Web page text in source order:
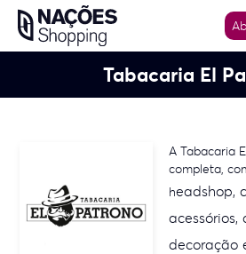
Skip
content
Tabacaria El
A Tabacaria
completa,
headshop, c
acessórios,
decoração